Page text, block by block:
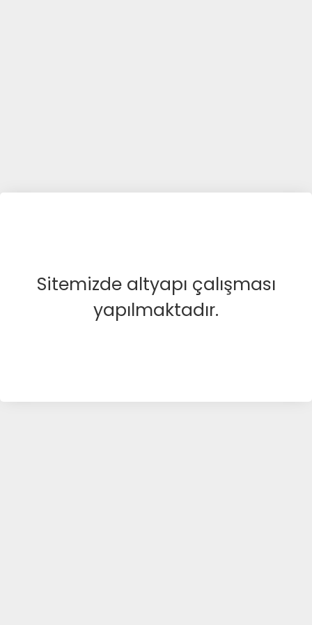
Sitemizde altyapı çalışması
yapılmaktadır.